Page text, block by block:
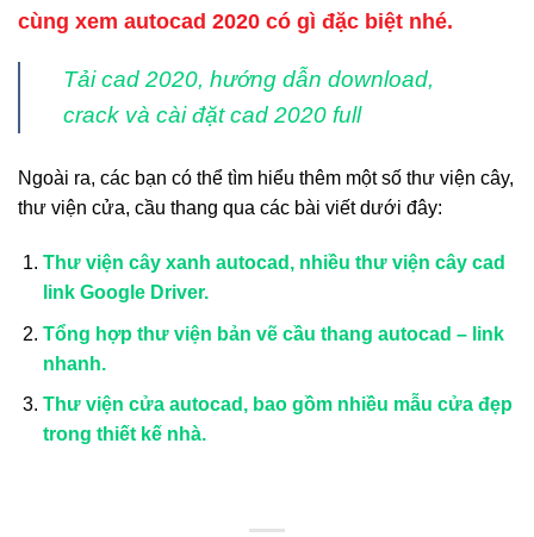
cùng xem autocad 2020 có gì đặc biệt nhé.
Tải cad 2020, hướng dẫn download,
crack và cài đặt cad 2020 full
Ngoài ra, các bạn có thể tìm hiểu thêm một số thư viện cây,
thư viện cửa, cầu thang qua các bài viết dưới đây:
Thư viện cây xanh autocad, nhiều thư viện cây cad
link Google Driver.
Tổng hợp thư viện bản vẽ cầu thang autocad – link
nhanh.
Thư viện cửa autocad, bao gồm nhiều mẫu cửa đẹp
trong thiết kế nhà.